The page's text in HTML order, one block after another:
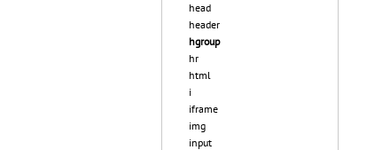
head
header
hgroup
hr
html
i
iframe
img
input